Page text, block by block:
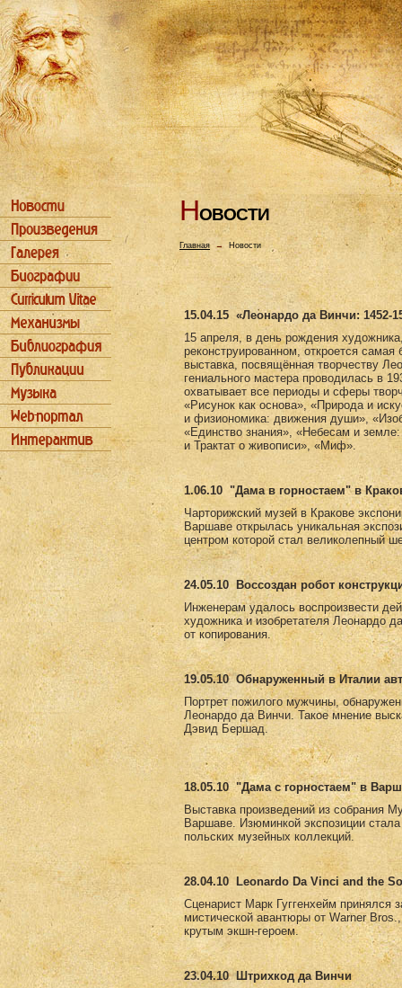
НОВОСТИ
Главная→ Новости
15.04.15 «Леонардо да Винчи: 1452-
15 апреля, в день рождения
реконструированном, откроется
выставка, посвящённая творчеству
гениального мастера проводилась в
охватывает все периоды и сферы
«Рисунок как основа», «Природа и
и физиономика: движения души»,
«Единство знания», «Небесам и
и Трактат о живописи», «Миф».
1.06.10 "Дама в горностаем" в
Чарторижский музей в Кракове
Варшаве открылась уникальная
центром которой стал великолепный
24.05.10
Воссоздан робот
Инженерам удалось воспроизвести
художника и изобретателя Леонардо
от копирования.
19.05.10 Обнаруженный в Италии
Портрет пожилого мужчины,
Леонардо да Винчи. Такое мнение
Дэвид Бершад.
18.05.10 "Дама с горностаем" в
Выставка произведений из собрания
Варшаве. Изюминкой экспозиции
польских музейных коллекций.
28.04.10
Leonardo Da Vinci and the
Сценарист Марк Гуггенхейм принялся
мистической авантюры от Warner
крутым экшн-героем.
23.04.10 Штрихкод да Винчи